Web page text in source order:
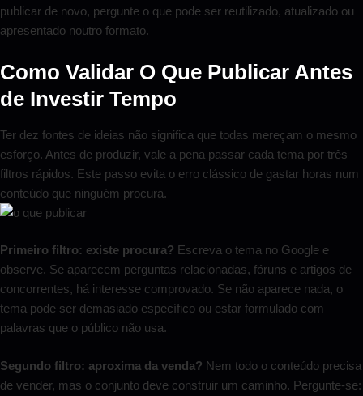
publicar de novo, pergunte o que pode ser reutilizado, atualizado ou
apresentado noutro formato.
Como Validar O Que Publicar Antes
de Investir Tempo
Ter dez fontes de ideias não significa que todas mereçam o mesmo
esforço. Antes de produzir, vale a pena passar cada tema por três
filtros rápidos. Este passo evita o erro clássico de gastar horas num
conteúdo que ninguém procura.
Primeiro filtro: existe procura? Escreva o tema no Google e
observe. Se aparecem perguntas relacionadas, fóruns e artigos de
concorrentes, há interesse comprovado. Se não aparece nada, o
tema pode ser demasiado específico ou estar formulado com
palavras que o público não usa.
Segundo filtro: aproxima da venda? Nem todo o conteúdo precisa
de vender, mas o conjunto deve construir um caminho. Pergunte-se: